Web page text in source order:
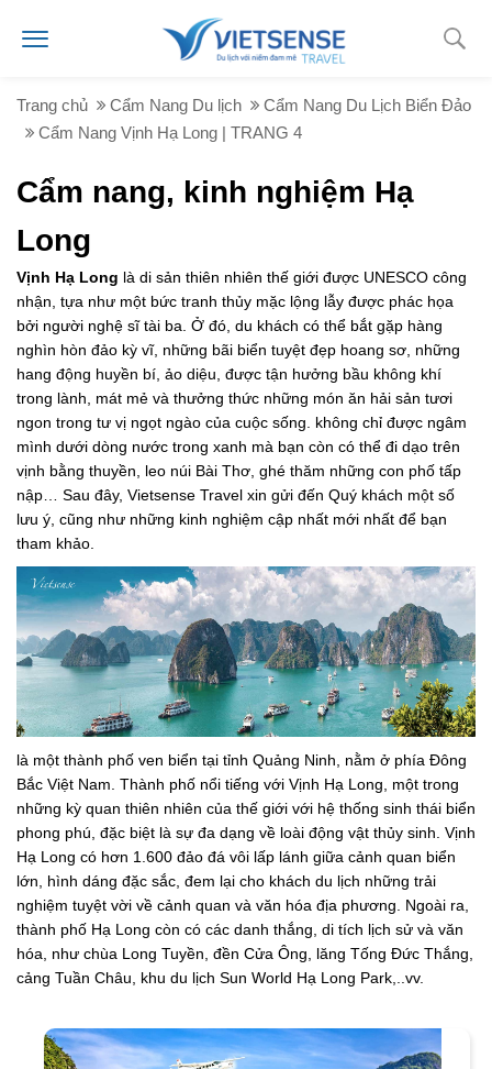
Trang chủ Cẩm Nang Du lịch
Cẩm Nang Du Lịch Biển Đảo
Cẩm Nang Vịnh Hạ Long | TRANG 4
Cẩm nang, kinh nghiệm Hạ
Long
Vịnh Hạ Long là di sản thiên nhiên thế giới được UNESCO công
nhận, tựa như một bức tranh thủy mặc lộng lẫy được phác họa
bởi người nghệ sĩ tài ba. Ở đó, du khách có thể bắt gặp hàng
nghìn hòn đảo kỳ vĩ, những bãi biển tuyệt đẹp hoang sơ, những
hang động huyền bí, ảo diệu, được tận hưởng bầu không khí
trong lành, mát mẻ và thưởng thức những món ăn hải sản tươi
ngon trong tư vị ngọt ngào của cuộc sống. không chỉ được ngâm
mình dưới dòng nước trong xanh mà bạn còn có thể đi dạo trên
vịnh bằng thuyền, leo núi Bài Thơ, ghé thăm những con phố tấp
nập… Sau đây, Vietsense Travel xin gửi đến Quý khách một số
lưu ý, cũng như những kinh nghiệm cập nhất mới nhất để bạn
tham khảo.
là một thành phố ven biển tại tỉnh Quảng Ninh, nằm ở phía Đông
Bắc Việt Nam. Thành phố nổi tiếng với Vịnh Hạ Long, một trong
những kỳ quan thiên nhiên của thế giới với hệ thống sinh thái biển
phong phú, đặc biệt là sự đa dạng về loài động vật thủy sinh. Vịnh
Hạ Long có hơn 1.600 đảo đá vôi lấp lánh giữa cảnh quan biển
lớn, hình dáng đặc sắc, đem lại cho khách du lịch những trải
nghiệm tuyệt vời về cảnh quan và văn hóa địa phương. Ngoài ra,
thành phố Hạ Long còn có các danh thắng, di tích lịch sử và văn
hóa, như chùa Long Tuyền, đền Cửa Ông, lăng Tống Đức Thắng,
cảng Tuần Châu, khu du lịch Sun World Hạ Long Park,..vv.